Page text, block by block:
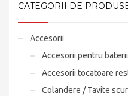
CATEGORII DE
Accesorii
Accesorii pentru
Accesorii tocatoare
Colandere / Tavite